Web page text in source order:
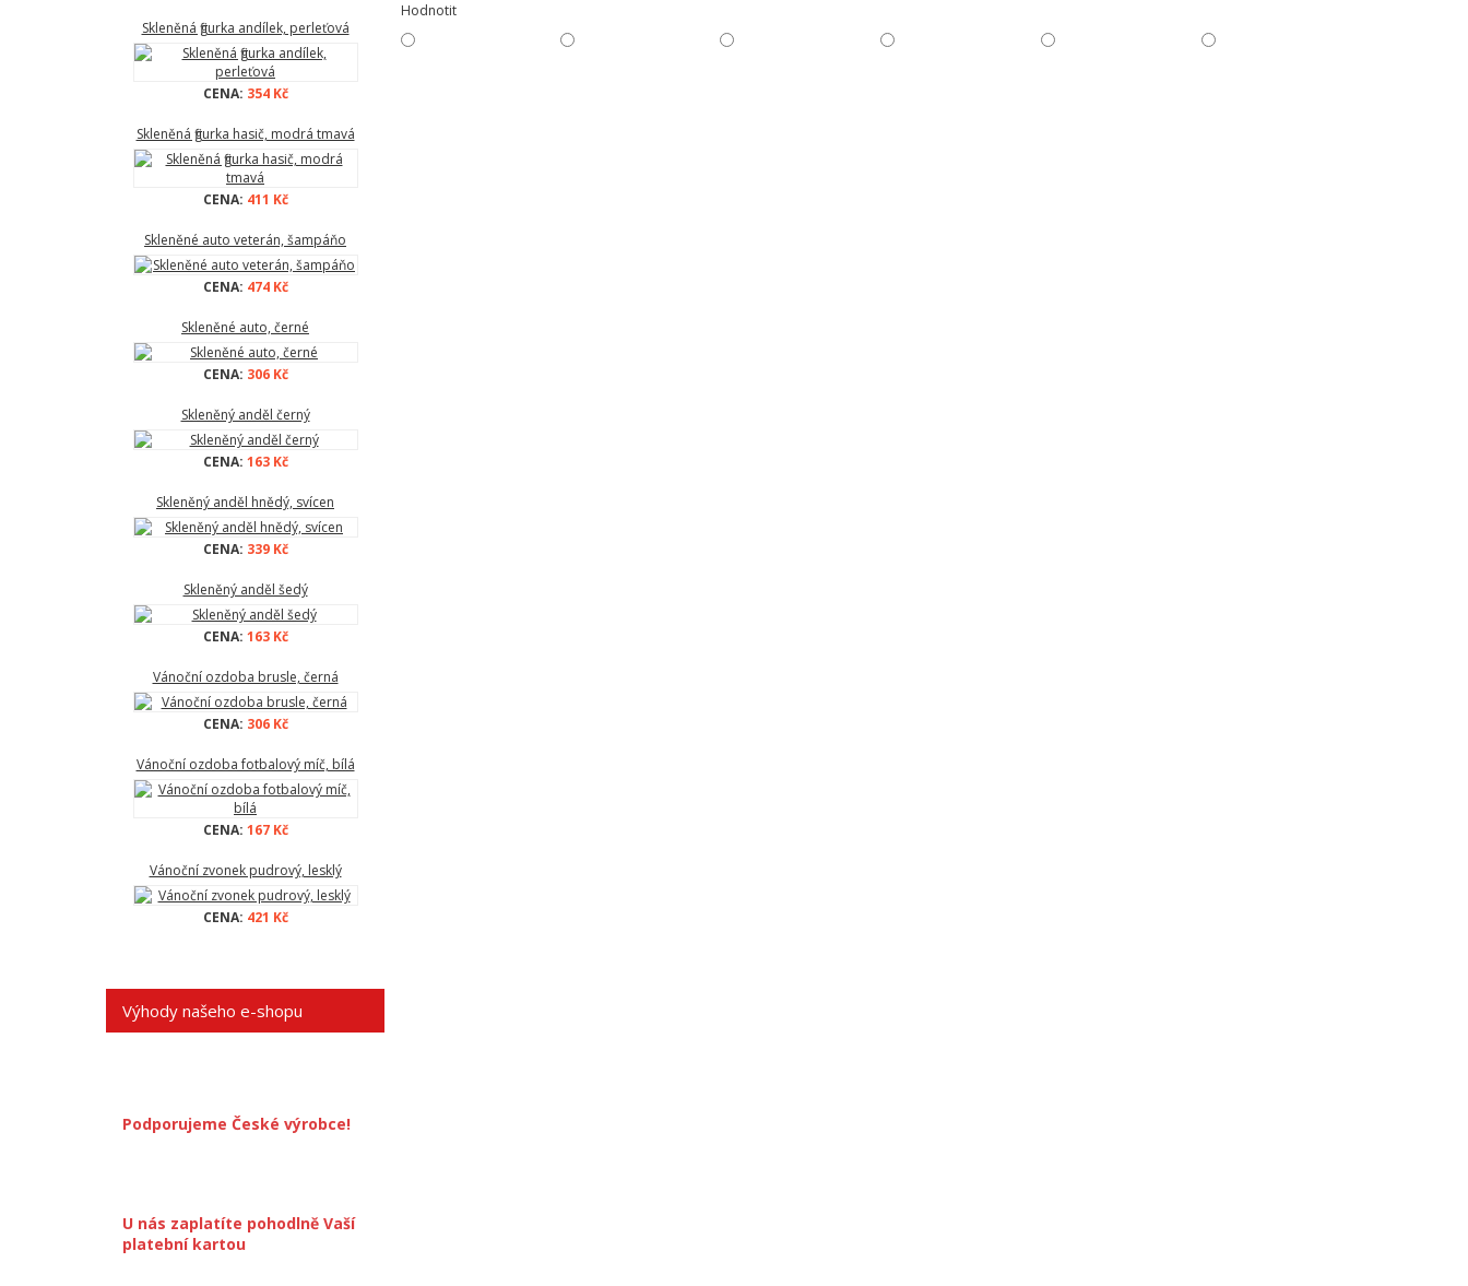
Skleněná figurka andílek, perleťová
CENA: 354 Kč
Skleněná figurka hasič, modrá tmavá
CENA: 411 Kč
Skleněné auto veterán, šampáňo
CENA: 474 Kč
Skleněné auto, černé
CENA: 306 Kč
Skleněný anděl černý
CENA: 163 Kč
Skleněný anděl hnědý, svícen
CENA: 339 Kč
Skleněný anděl šedý
CENA: 163 Kč
Vánoční ozdoba brusle, černá
CENA: 306 Kč
Vánoční ozdoba fotbalový míč, bílá
CENA: 167 Kč
Vánoční zvonek pudrový, lesklý
CENA: 421 Kč
Výhody našeho e-shopu
Podporujeme České výrobce!
U nás zaplatíte pohodlně Vaší
platební kartou
Hodnotit